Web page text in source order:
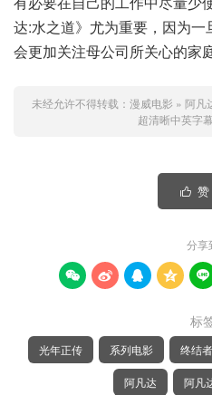
达:水之道》尤为重要，因为
会更加关注母公司所关心的家
未经允许不得转载： 漫威电影 » 阿凡
超清晰中英字
 赞
分享
    
标
光年正传 系列电影 终结者
阿凡达 阿凡